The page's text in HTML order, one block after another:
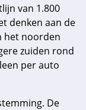
van 1.800
denken aan de
het noorden
zuiden rond
per auto
De